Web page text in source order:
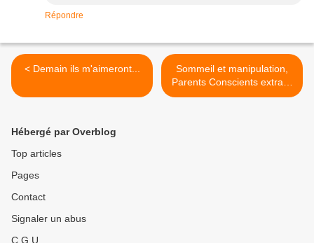
Répondre
< Demain ils m'aimeront...
Sommeil et manipulation,
Parents Conscients extraits
>
Hébergé par Overblog
Top articles
Pages
Contact
Signaler un abus
C.G.U.